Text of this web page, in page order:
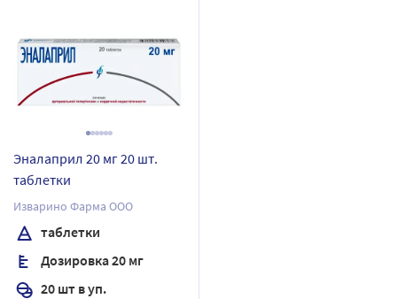
Эналаприл 20 мг 20 шт.
таблетки
Изварино Фарма ООО
таблетки
Дозировка 20 мг
20 шт в уп.